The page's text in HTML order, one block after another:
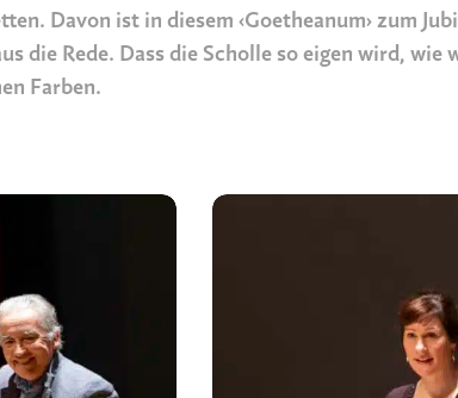
Davon ist in diesem ‹Goetheanum› zum
die Rede. Dass die Scholle so eigen wird, wie
Farben.